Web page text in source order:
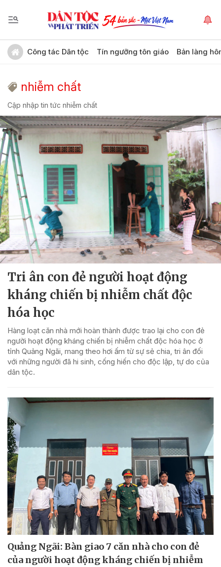
Công tác Dân tộc Tín ngưỡng tôn giáo Bản làng
nhiễm chất
Cập nhập tin tức nhiễm chất
Tri ân con đẻ người hoạt động
kháng chiến bị nhiễm chất độc
hóa học
Hàng loạt căn nhà mới hoàn thành được trao lại cho con đẻ
người hoạt động kháng chiến bị nhiễm chất độc hóa học ở
tỉnh Quảng Ngãi, mang theo hơi ấm từ sự sẻ chia, tri ân đối
với những người đã hi sinh, cống hiến cho độc lập, tự do của
dân tộc.
Quảng Ngãi: Bàn giao 7 căn nhà cho con đẻ
của người hoạt động kháng chiến bị nhiễm